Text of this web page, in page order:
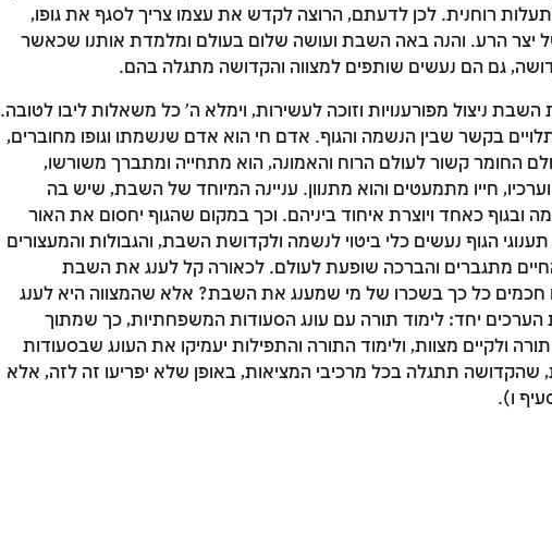
רוחנית. לכן לדעתם, הרוצה לקדש את עצמו צריך לסגף את גופו,
הרע. והנה באה השבת ועושה שלום בעולם ומלמדת אותנו שכאשר
גם הם נעשים שותפים למצווה והקדושה מתגלה בהם.
ניצול מפורענויות וזוכה לעשירות, וימלא ה' כל משאלות ליבו לטובה.
בקשר שבין הנשמה והגוף. אדם חי הוא אדם שנשמתו וגופו מחוברים,
החומר קשור לעולם הרוח והאמונה, הוא מתחייה ומתברך משורשו,
חייו מתמעטים והוא מתנוון. עניינה המיוחד של השבת, שיש בה
כאחד ויוצרת איחוד ביניהם. וכך במקום שהגוף יחסום את האור
הגוף נעשים כלי ביטוי לנשמה ולקדושת השבת, והגבולות והמעצורים
מתגברים והברכה שופעת לעולם. לכאורה קל לענג את השבת
חכמים כל כך בשכרו של מי שמענג את השבת? אלא שהמצווה היא לענג
יחד: לימוד תורה עם עונג הסעודות המשפחתיות, כך שמתוך
ולקיים מצוות, ולימוד התורה והתפילות יעמיקו את העונג שבסעודות
שהקדושה תתגלה בכל מרכיבי המציאות, באופן שלא יפריעו זה לזה, אלא
ו).
להתחבר לחשבון שלך
המושג כנלמד, יש להתחבר לחשבון או להירשם
התחברות